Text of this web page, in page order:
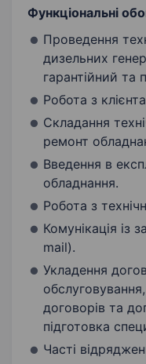
Функціональні
Проведення
дизельних
гарантійний та
Робота з
Складання
ремонт
Введення в
обладнання.
Робота з
Комунікація із
mail).
Укладення
договорів та
підготовка
Часті